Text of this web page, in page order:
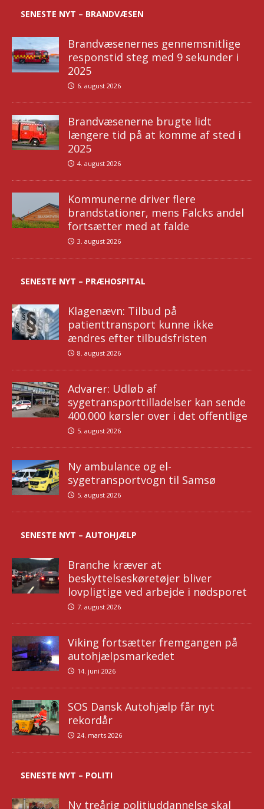
SENESTE NYT – BRANDVÆSEN
Brandvæsenernes gennemsnitlige
responstid steg med 9 sekunder i
2025
6. august 2026
Brandvæsenerne brugte lidt
længere tid på at komme af sted i
2025
4. august 2026
Kommunerne driver flere
brandstationer, mens Falcks andel
fortsætter med at falde
3. august 2026
SENESTE NYT – PRÆHOSPITAL
Klagenævn: Tilbud på
patienttransport kunne ikke
ændres efter tilbudsfristen
8. august 2026
Advarer: Udløb af
sygetransporttilladelser kan sende
400.000 kørsler over i det offentlige
5. august 2026
Ny ambulance og el-
sygetransportvogn til Samsø
5. august 2026
SENESTE NYT – AUTOHJÆLP
Branche kræver at
beskyttelseskøretøjer bliver
lovpligtige ved arbejde i nødsporet
7. august 2026
Viking fortsætter fremgangen på
autohjælpsmarkedet
14. juni 2026
SOS Dansk Autohjælp får nyt
rekordår
24. marts 2026
SENESTE NYT – POLITI
Ny treårig politiuddannelse skal